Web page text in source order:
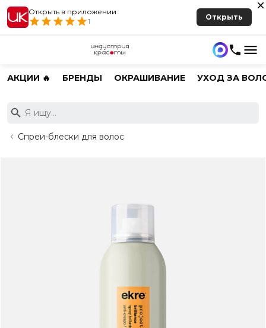
Открыть в приложении
1
Открыть
АКЦИИ 🔥 БРЕНДЫ ОКРАШИВАНИЕ УХОД ЗА
Спреи-блески для волос